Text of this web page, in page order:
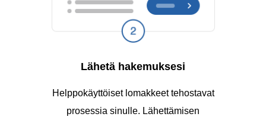
Lähetä hakemuksesi
Helppokäyttöiset lomakkeet tehostavat
prosessia sinulle. Lähettämisen